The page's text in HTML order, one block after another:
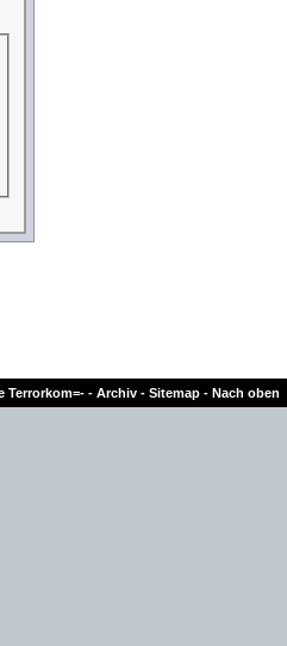
Terrorkom=- - Archiv - Sitemap - Nach oben